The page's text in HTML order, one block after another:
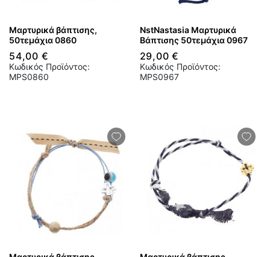
Μαρτυρικά βάπτισης,
50τεμάχια 0860
54,00 €
Κωδικός Προϊόντος:
MPS0860
NstNastasia Μαρτυρικά
Βάπτισης 50τεμάχια 0967
29,00 €
Κωδικός Προϊόντος:
MPS0967